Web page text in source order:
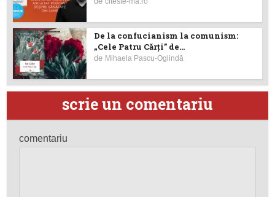
De la confucianism la comunism:
„Cele Patru Cărți” de...
de Mihaela Pascu-Oglindă
scrie un comentariu
comentariu